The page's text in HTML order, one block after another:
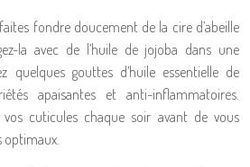
fondre doucement de la cire d’abeille
la avec de l’huile de jojoba dans une
quelques gouttes d’huile essentielle de
apaisantes et anti-inflammatoires.
cuticules chaque soir avant de vous
optimaux.